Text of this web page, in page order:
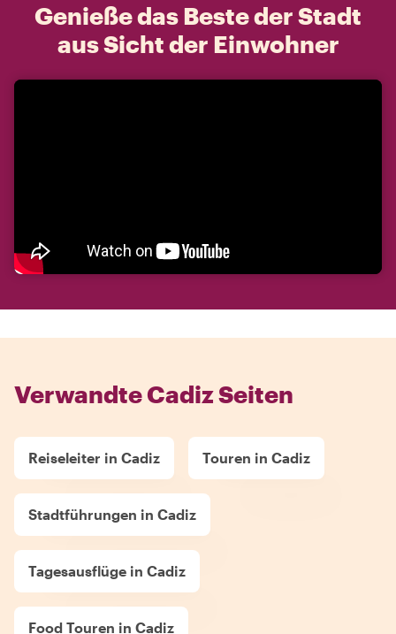
Genieße das Beste der Stadt
aus Sicht der Einwohner
Verwandte Cadiz Seiten
Reiseleiter in Cadiz Touren in Cadiz
Stadtführungen in Cadiz
Tagesausflüge in Cadiz
Food Touren in Cadiz